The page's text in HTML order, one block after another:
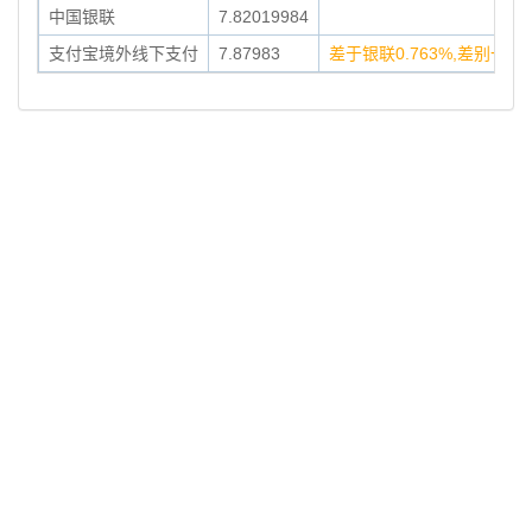
中国银联
7.82019984
支付宝境外线下支付
7.87983 差于银联0.763%,差别一般